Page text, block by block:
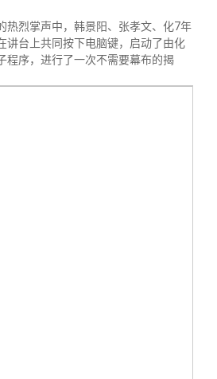
讲坛
信息
章程
热烈掌声中，韩景阳、张孝文、化7年
讲台上共同按下电脑键，启动了由化
程序，进行了一次不需要幕布的揭